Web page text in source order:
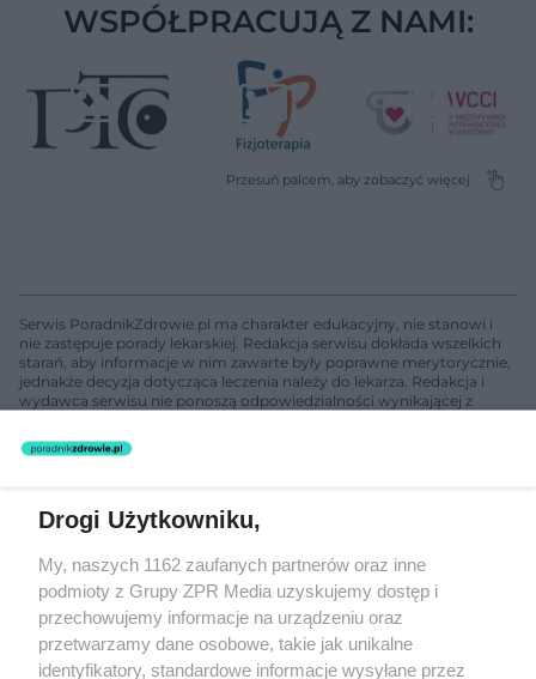
WSPÓŁPRACUJĄ Z NAMI:
Serwis PoradnikZdrowie.pl ma charakter edukacyjny, nie stanowi i
nie zastępuje porady lekarskiej. Redakcja serwisu dokłada wszelkich
starań, aby informacje w nim zawarte były poprawne merytorycznie,
jednakże decyzja dotycząca leczenia należy do lekarza. Redakcja i
wydawca serwisu nie ponoszą odpowiedzialności wynikającej z
nie prowadzi działalności leczniczej polegającej na udzielaniu
świadczeń zdrowotnych w rozumieniu art. 3 ust 1 ustawy o
Żaden utwór zamieszczony w serwisie nie może być powielany i
rozpowszechniany lub dalej rozpowszechniany w jakikolwiek sposób
(w tym także elektroniczny lub mechaniczny) na jakimkolwiek polu
eksploatacji w jakiejkolwiek formie, włącznie z umieszczaniem w
Internecie bez pisemnej zgody właściciela praw. Jakiekolwiek użycie
lub wykorzystanie utworów w całości lub w części z naruszeniem
prawa, tzn. bez właściwej zgody, jest zabronione pod groźbą kary i
Drogi Użytkowniku,
My, naszych 1162 zaufanych partnerów oraz inne
podmioty z Grupy ZPR Media uzyskujemy dostęp i
przechowujemy informacje na urządzeniu oraz
przetwarzamy dane osobowe, takie jak unikalne
identyfikatory, standardowe informacje wysyłane przez